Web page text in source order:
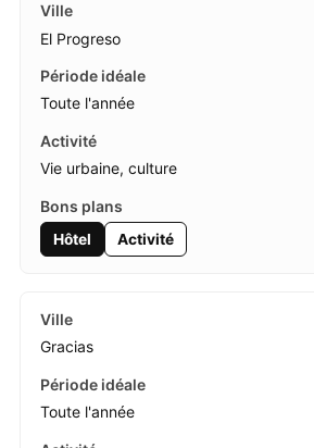
El Progreso
Toute l'année
Vie urbaine, culture
Hôtel Activité
Gracias
Toute l'année